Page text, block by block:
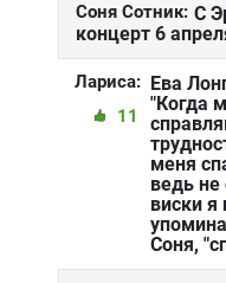
Соня Сотник: С
концерт 6
Лариса:
11
Ева
"Когда
меня
ведь не
виски я
Соня,